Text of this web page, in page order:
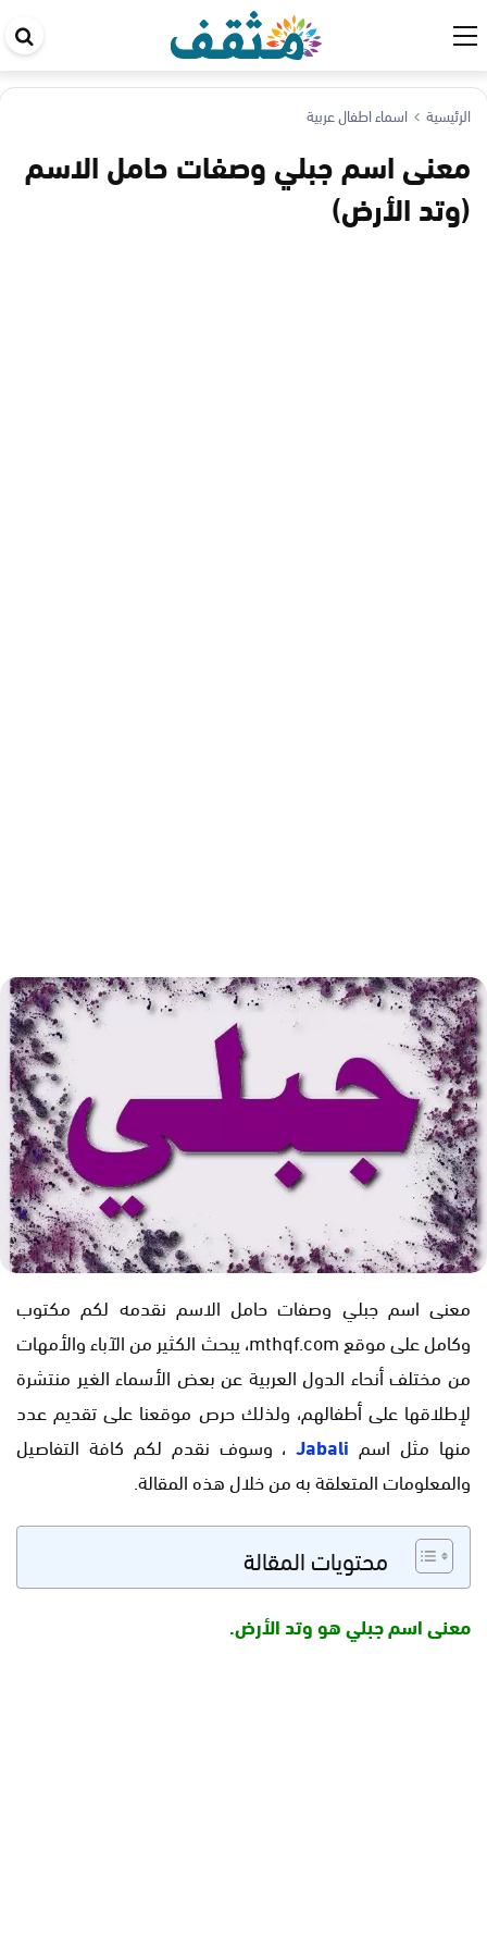
الرئيسية اسماء اطفال عربية
معنى اسم جبلي وصفات حامل الاسم
(وتد الأرض)
معنى اسم جبلي وصفات حامل الاسم نقدمه لكم مكتوب
وكامل على موقع mthqf.com، يبحث الكثير من الآباء والأمهات
من مختلف أنحاء الدول العربية عن بعض الأسماء الغير منتشرة
لإطلاقها على أطفالهم، ولذلك حرص موقعنا على تقديم عدد
منها مثل اسم Jabali، وسوف نقدم لكم كافة التفاصيل
والمعلومات المتعلقة به من خلال هذه المقالة.
محتويات المقالة
معنى اسم جبلي هو وتد الأرض.